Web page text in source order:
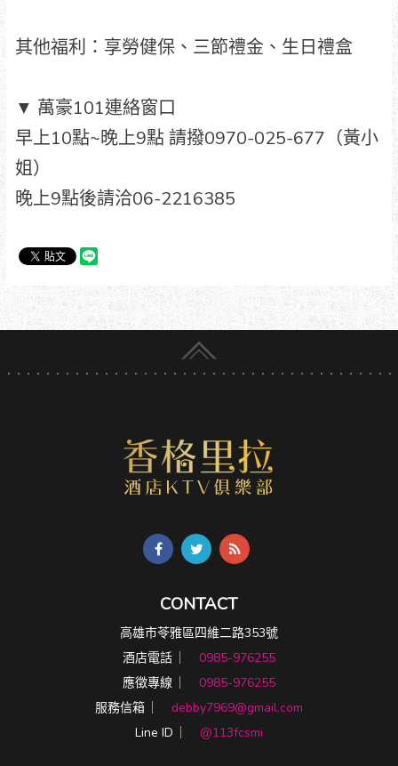
其他福利：享勞健保、三節禮金、生日禮盒
▼ 萬豪101連絡窗口
早上10點~晚上9點 請撥0970-025-677（黃小
姐）
晚上9點後請洽06-2216385
CONTACT
高雄市苓雅區四維二路353號
酒店電話 ︳ 0985-976255
應徵專線 ︳ 0985-976255
服務信箱 ︳ debby7969@gmail.com
Line ID ︳ @113fcsmi